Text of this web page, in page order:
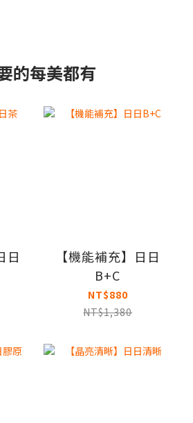
的每美都有
日
【機能補充】日日
B+C
NT$880
NT$1,380